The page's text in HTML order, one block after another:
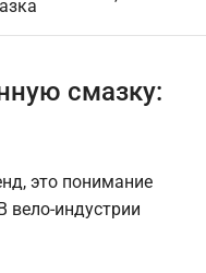
смазку:
это понимание
вело-индустрии